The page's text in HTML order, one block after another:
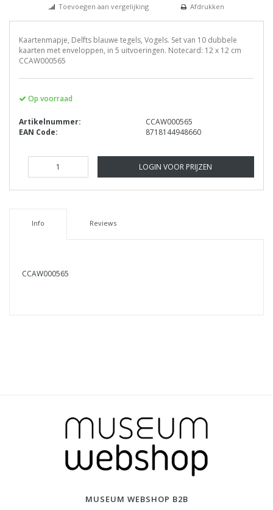
Toevoegen aan vergelijking
Afdrukken
Kaartenmapje, Delfts blauwe tegels, Vogels. Set van 10 dubbele
kaarten met enveloppen, in 5 uitvoeringen. Notecard: 12 x 12 cm
CCAW000565
Op voorraad
Artikelnummer:
CCAW000565
EAN Code:
8718144948660
LOGIN VOOR PRIJZEN
Info Reviews
CCAW000565
MUSEUM WEBSHOP B2B